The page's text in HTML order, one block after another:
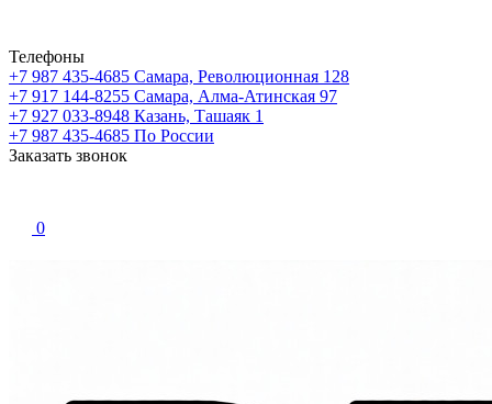
Телефоны
+7 987 435-4685 Самара, Революционная 128
+7 917 144-8255 Самара, Алма-Атинская 97
+7 927 033-8948 Казань, Ташаяк 1
+7 987 435-4685 По России
Заказать звонок
0